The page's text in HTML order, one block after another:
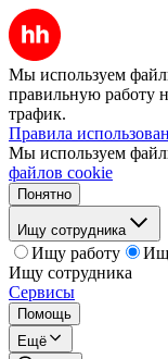
Мы используем
правильную работу
трафик.
Правила
Мы используем
файлов cookie
Понятно
Ищу сотрудника
Ищу работу
Ищу сотрудника
Сервисы
Помощь
Ещё